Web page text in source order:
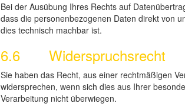
Bei der Ausübung Ihres Rechts auf
dass die personenbezogenen Daten direkt von
dies technisch machbar ist.
6.6 Widerspruchsrecht
Sie haben das Recht, aus einer rechtmäßigen
widersprechen, wenn sich dies aus Ihrer
Verarbeitung nicht überwiegen.